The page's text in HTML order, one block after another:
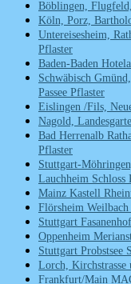
Böblingen,
Köln, Porz,
Untereisesheim,
Pflaster
Baden-Baden
Schwäbisch
Passee Pflaster
Eislingen /Fils,
Nagold,
Bad Herrenalb
Pflaster
Stuttgart-
Lauchheim Schloss
Mainz Kastell
Flörsheim
Stuttgart
Oppenheim
Stuttgart Probstsee
Lorch, Kirchstrasse
Frankfurt/Main